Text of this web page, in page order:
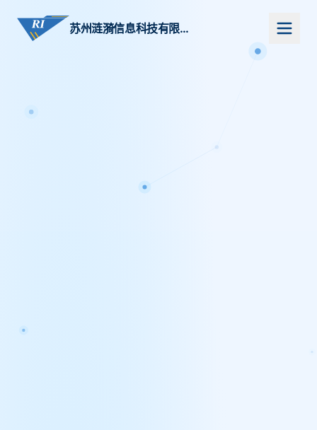
苏州涟漪信息科技有限公司